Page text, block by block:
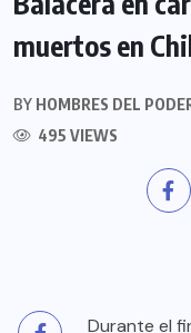
muertos en
BY HOMBRES DEL
495 VIEWS
Durante el